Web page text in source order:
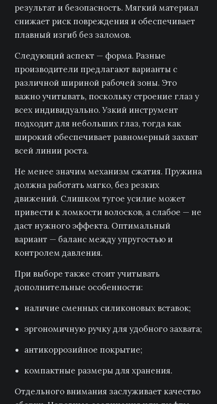
результат и безопасность. Мягкий материал
снижает риск повреждения и обеспечивает
плавный изгиб без заломов.
Следующий аспект — форма. Разные
производители предлагают варианты с
различной шириной рабочей зоны. Это
важно учитывать, поскольку строение глаз у
всех индивидуально. Узкий инструмент
подходит для небольших глаз, тогда как
широкий обеспечивает равномерный захват
всей линии роста.
Не менее значим механизм сжатия. Пружина
должна работать мягко, без резких
движений. Слишком тугое усилие может
привести к ломкости волосков, а слабое — не
даст нужного эффекта. Оптимальный
вариант — баланс между упругостью и
контролем давления.
При выборе также стоит учитывать
дополнительные особенности:
наличие сменных силиконовых вставок;
эргономичную ручку для удобного захвата;
антикоррозийное покрытие;
компактные размеры для хранения.
Отдельного внимания заслуживает качество